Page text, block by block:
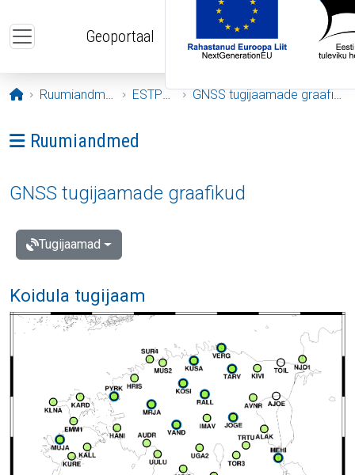
Geoportaal
Avaleht
Ruumiandmed ESTPOS GNSS tugijaamade graafikud
Ava menüü: Ruumiandmed
Ruumiandmed
GNSS tugijaamade graafikud
Tugijaamad
Koidula tugijaam